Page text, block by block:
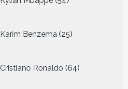
producten
Karim Benzema 25
producten
Cristiano Ronaldo 64
producten